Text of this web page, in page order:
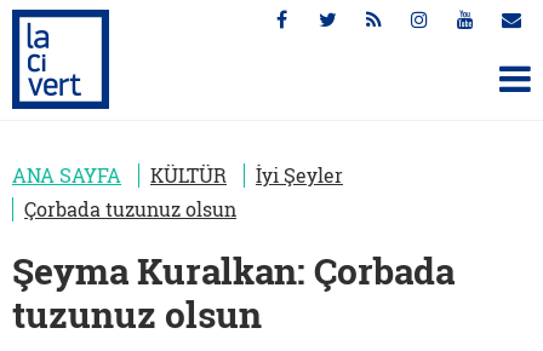
ANA SAYFA KÜLTÜR
İyi Şeyler
Çorbada tuzunuz olsun
Şeyma Kuralkan: Çorbada
tuzunuz olsun